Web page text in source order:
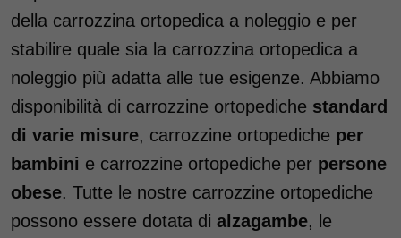
della carrozzina ortopedica a noleggio e per
stabilire quale sia la carrozzina ortopedica a
noleggio più adatta alle tue esigenze. Abbiamo
disponibilità di carrozzine ortopediche standard
di varie misure, carrozzine ortopediche per
bambini e carrozzine ortopediche per persone
obese. Tutte le nostre carrozzine ortopediche
possono essere dotata di alzagambe, le